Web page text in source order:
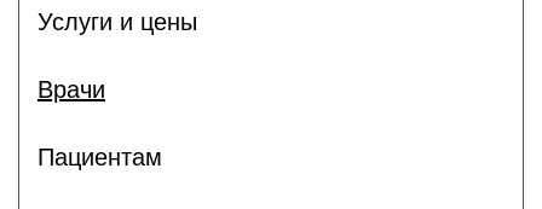
Услуги и цены
Врачи
Пациентам